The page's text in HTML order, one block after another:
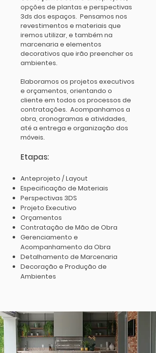
opções de plantas e perspectivas
3ds dos espaços. Pensamos nos
revestimentos e materiais que
iremos utilizar, e também na
marcenaria e elementos
decorativos que irão preencher os
ambientes.
Elaboramos os projetos executivos
e orçamentos, orientando o
cliente em todos os processos de
contratações. Acompanhamos a
obra, cronogramas e atividades,
até a entrega e organização dos
móveis.
Etapas:
Anteprojeto / Layout
Especificação de Materiais
Perspectivas 3DS
Projeto Executivo
Orçamentos
Contratação de Mão de Obra
Gerenciamento e
Acompanhamento da Obra
Detalhamento de Marcenaria
Decoração e Produção de
Ambientes